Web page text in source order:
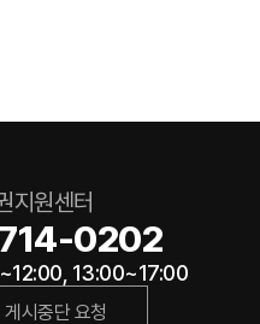
지원센터
0202
13:00~17:00
시중단 요청